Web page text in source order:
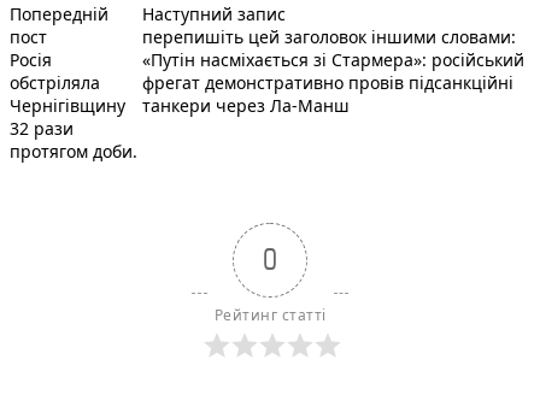
Навігація
записів
Попередній
постПопередній запис:
Росія
обстріляла
Чернігівщину
32 рази
протягом доби.
Наступний записНаступний пост :
перепишіть цей заголовок іншими словами:
«Путін насміхається зі Стармера»: російський
фрегат демонстративно провів підсанкційні
танкери через Ла-Манш
0
Рейтинг статті